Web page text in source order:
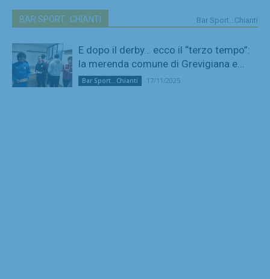
BAR SPORT...CHIANTI Bar Sport...Chianti
E dopo il derby… ecco il “terzo tempo”:
la merenda comune di Grevigiana e...
Bar Sport...Chianti 17/11/2025